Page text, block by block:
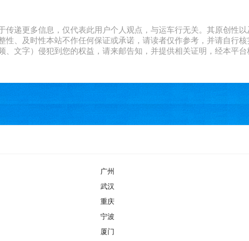
递更多信息，仅代表此用户个人观点，与运车行无关。其原创性
、及时性本站不作任何保证或承诺，请读者仅作参考，并请自行
文字）侵犯到您的权益，请来邮告知，并提供相关证明，经本平
广州
武汉
重庆
宁波
厦门